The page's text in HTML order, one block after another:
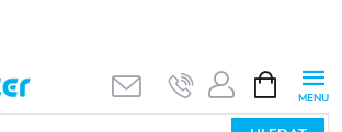
NÁKUPNÍ
KOŠÍK